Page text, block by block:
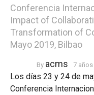
Conferencia
Impact of
Transformation of
Mayo 2019, Bilbao
By acms 7
Los días 23 y 24 de
Conferencia